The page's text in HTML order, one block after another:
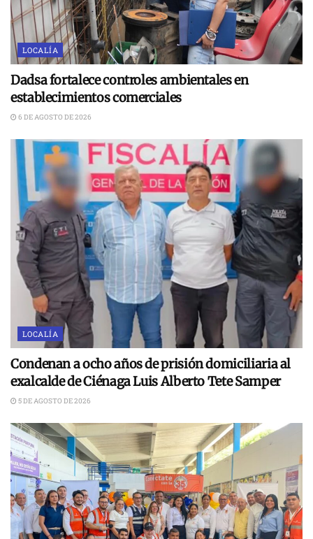
LOCALÍA
Dadsa fortalece controles ambientales en
establecimientos comerciales
6 DE AGOSTO DE 2026
LOCALÍA
Condenan a ocho años de prisión domiciliaria al
exalcalde de Ciénaga Luis Alberto Tete Samper
5 DE AGOSTO DE 2026